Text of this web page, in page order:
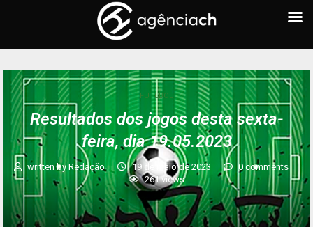
FUTEBOL
Resultados dos jogos desta sexta-
feira, dia 19.05.2023
written by Redação 19 de maio de 2023
0 comments
261views